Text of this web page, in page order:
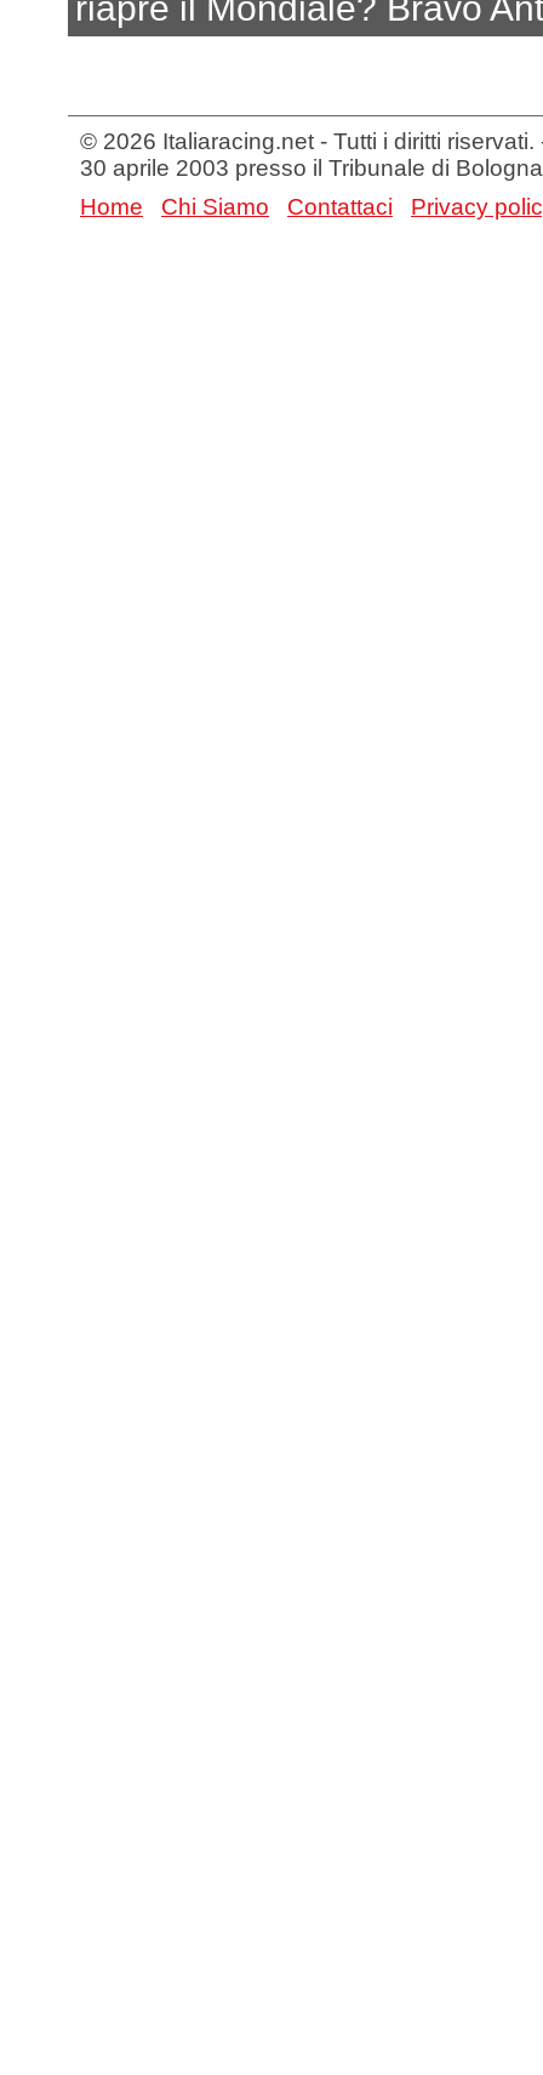
© 2026 Italiaracing.net - Tutti i diritti
30 aprile 2003 presso il Tribunale di Bologna
Home
Chi Siamo Contattaci Privacy